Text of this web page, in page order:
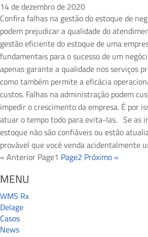
14 de dezembro de 2020
Confira falhas na gestão do estoque de
podem prejudicar a qualidade do
gestão eficiente do estoque de uma
fundamentais para o sucesso de um
apenas garante a qualidade nos serviços
como também permite a eficácia
custos. Falhas na administração podem
impedir o crescimento da empresa. É por
atuar o tempo todo para evita-las. Se as
estoque não são confiáveis ou estão
provável que você venda acidentalmente
« Anterior Page1 Page2 Próximo »
MENU
WMS Rx
Delage
Casos
News